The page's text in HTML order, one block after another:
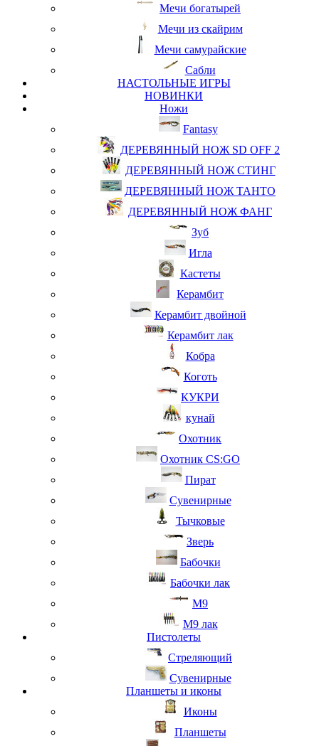
Мечи богатырей
Мечи из скайрим
Мечи самурайские
Сабли
НАСТОЛЬНЫЕ ИГРЫ
НОВИНКИ
Ножи
Fantasy
ДЕРЕВЯННЫЙ НОЖ SD OFF 2
ДЕРЕВЯННЫЙ НОЖ СТИНГ
ДЕРЕВЯННЫЙ НОЖ ТАНТО
ДЕРЕВЯННЫЙ НОЖ ФАНГ
Зуб
Игла
Кастеты
Керамбит
Керамбит двойной
Керамбит лак
Кобра
Коготь
КУКРИ
кунай
Охотник
Охотник CS:GO
Пират
Сувенирные
Тычковые
Зверь
Бабочки
Бабочки лак
М9
M9 лак
Пистолеты
Стреляющий
Сувенирные
Планшеты и иконы
Иконы
Планшеты